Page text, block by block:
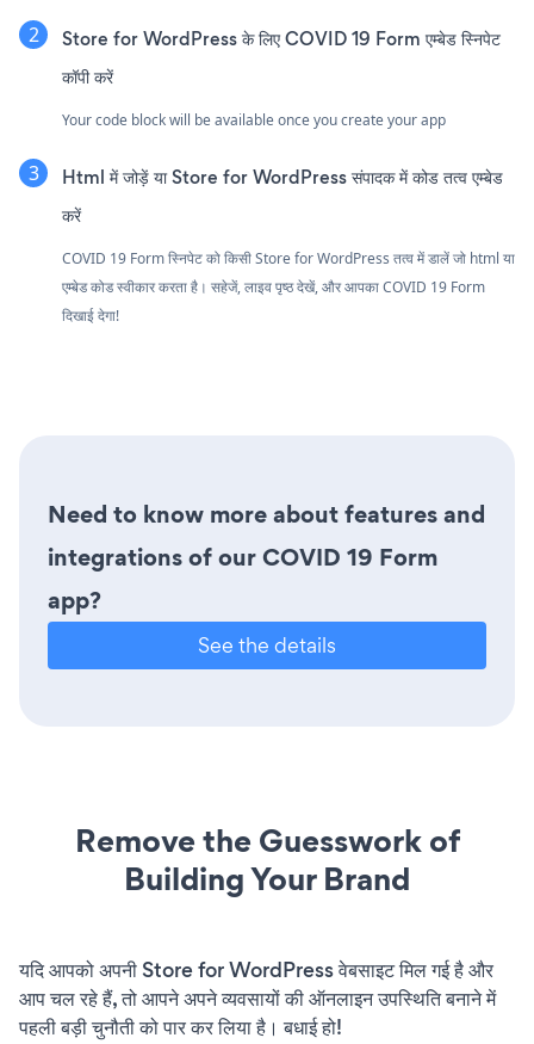
Store for WordPress के लिए COVID 19 Form एम्बेड स्निपेट
कॉपी करें
Your code block will be available once you create your app
Html में जोड़ें या Store for WordPress संपादक में कोड तत्व एम्बेड
करें
COVID 19 Form स्निपेट को किसी Store for WordPress तत्व में डालें जो html या
एम्बेड कोड स्वीकार करता है। सहेजें, लाइव पृष्ठ देखें, और आपका COVID 19 Form
दिखाई देगा!
Need to know more about features and
integrations of our COVID 19 Form
app?
See the details
Remove the Guesswork of
Building Your Brand
यदि आपको अपनी Store for WordPress वेबसाइट मिल गई है और
आप चल रहे हैं, तो आपने अपने व्यवसायों की ऑनलाइन उपस्थिति बनाने में
पहली बड़ी चुनौती को पार कर लिया है। बधाई हो!